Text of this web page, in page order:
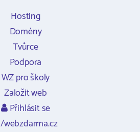
Hosting
Domény
Tvůrce
Podpora
WZ pro školy
Založit web
Přihlásit se
/webzdarma.cz